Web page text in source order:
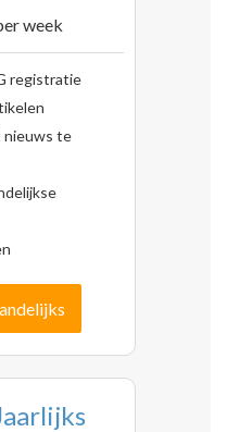
week
registratie
nieuws te